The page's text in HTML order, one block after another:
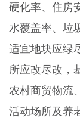
硬化率、住房
水覆盖率、垃
适宜地块应绿
所应改尽改，
农村商贸物流
活动场所及养